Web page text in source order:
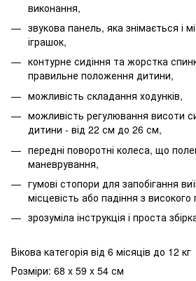
виконання,
звукова панель, яка знімається і
іграшок,
контурне сидіння та жорстка
правильне положення дитини,
можливість складання ходунків,
можливість регулювання висоти
дитини - від 22 см до 26 см,
передні поворотні колеса, що
маневрування,
гумові стопори для запобігання
місцевість або падіння з високого
зрозуміла інструкція і проста
Вікова категорія від 6 місяців до 12 кг
Розміри: 68 x 59 x 54 см